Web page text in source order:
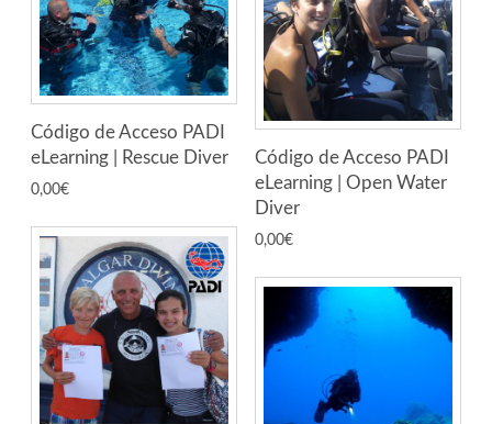
Código de Acceso PADI
eLearning | Rescue Diver
0,00€
Código de Acceso PADI
eLearning | Open Water
Diver
0,00€